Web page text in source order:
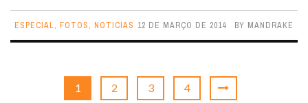
ESPECIAL, FOTOS, NOTICIAS 12 DE MARÇO DE 2014 BY MANDRAKE
1 2 3 4